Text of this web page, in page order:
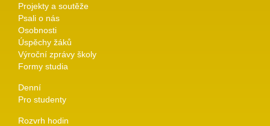
Projekty a soutěže
Psali o nás
Osobnosti
Úspěchy žáků
Výroční zprávy školy
Formy studia
Denní
Pro studenty
Rozvrh hodin